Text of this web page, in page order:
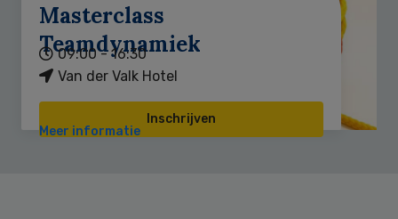
Masterclass
Teamdynamiek
09:00 - 16:30
Van der Valk Hotel
Inschrijven
Meer informatie